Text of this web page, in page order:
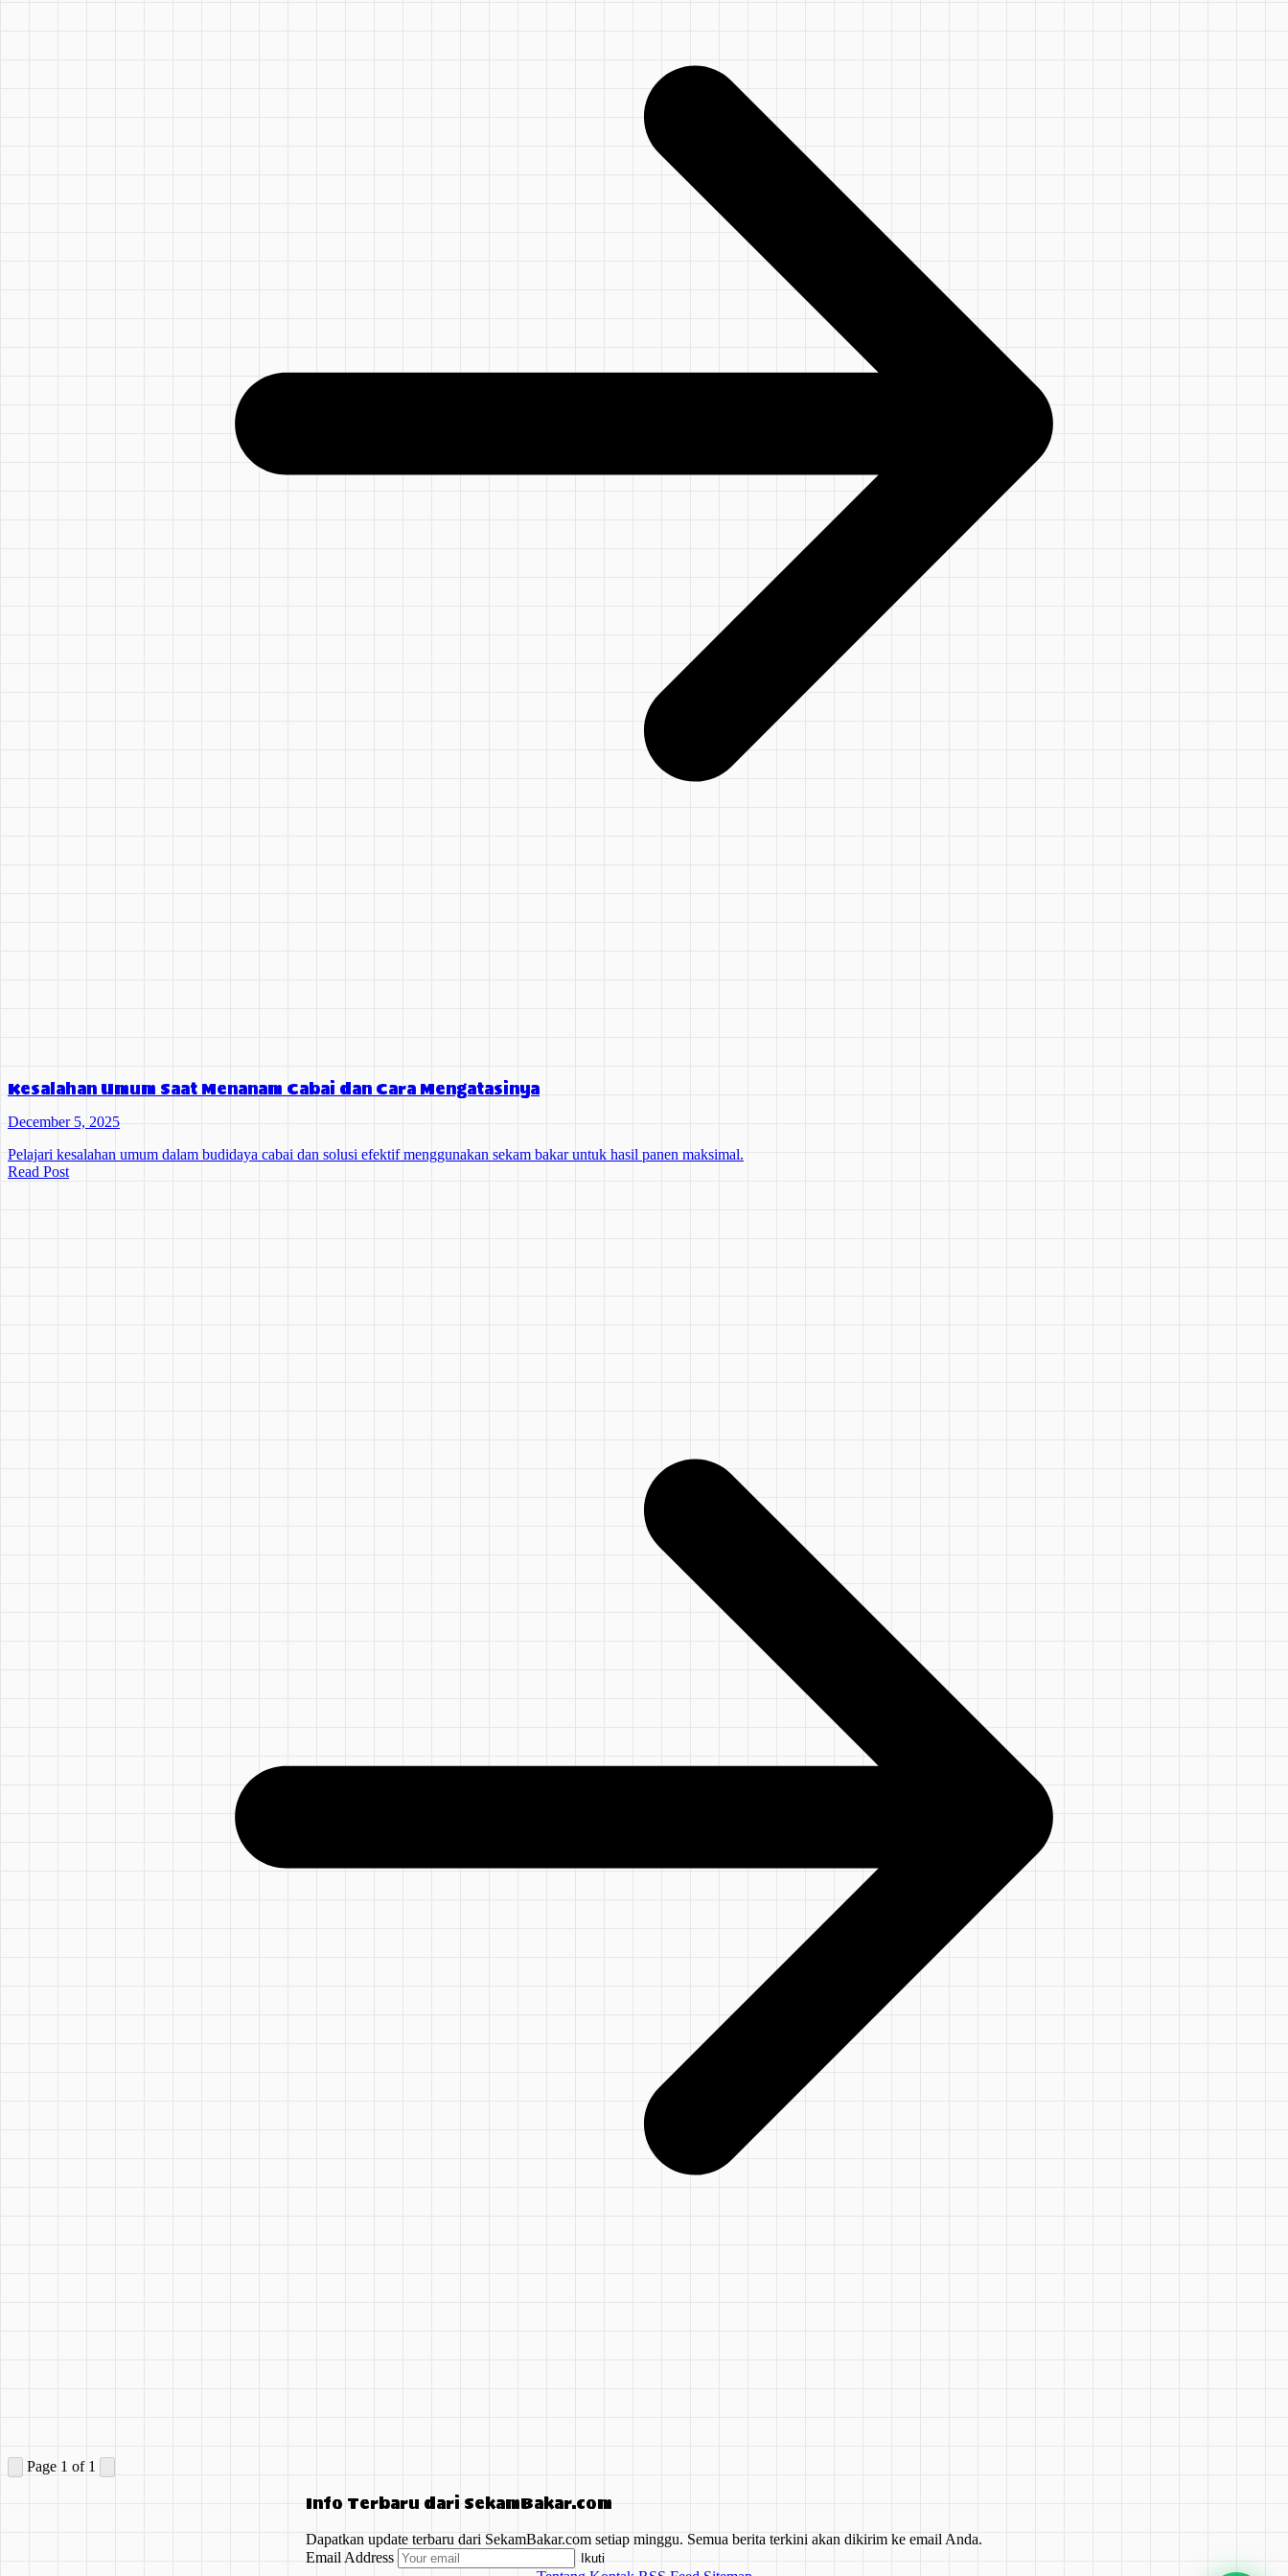
Kesalahan Umum Saat Menanam Cabai dan Cara Mengatasinya
December 5, 2025
Pelajari kesalahan umum dalam budidaya cabai dan solusi efektif menggunakan sekam bakar untuk hasil panen maksimal.
Read Post
Page 1 of 1
Info Terbaru dari SekamBakar.com
Dapatkan update terbaru dari SekamBakar.com setiap minggu. Semua berita terkini akan dikirim ke email Anda.
Email Address
Ikuti